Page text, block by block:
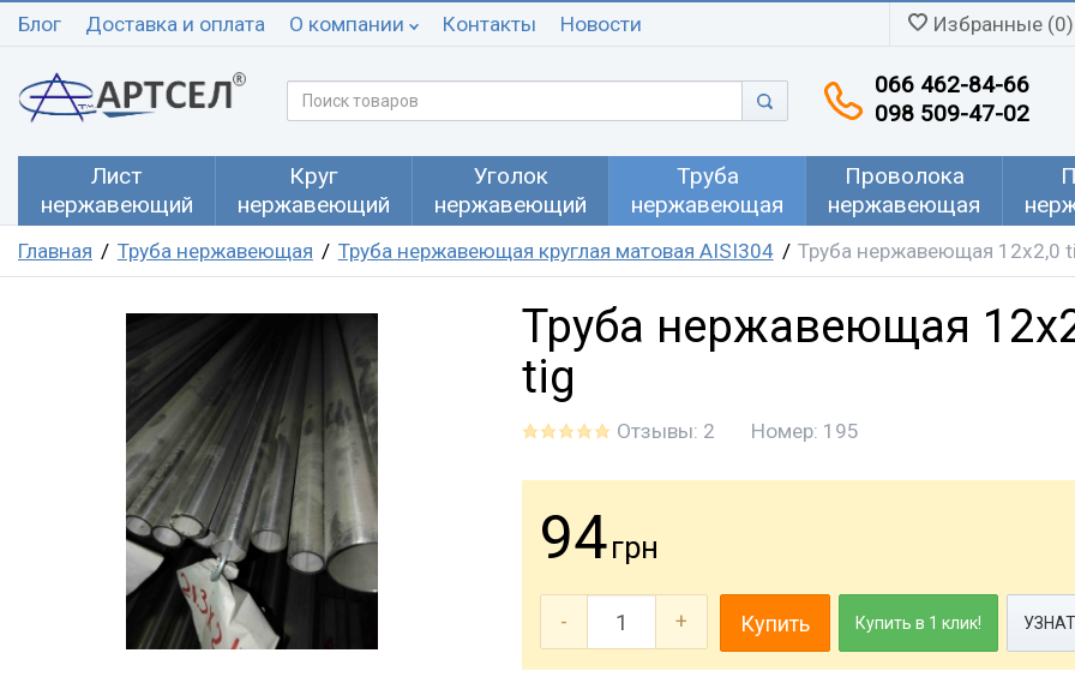
Блог Доставка и оплата О компании Контакты Новости Избранные (0)
066 462-84-66
098 509-47-02
Лист
нержавеющий
Круг
нержавеющий
Уголок
нержавеющий
Труба
нержавеющая
Проволока
нержавеющая
Главная Труба нержавеющая Труба нержавеющая круглая матовая AISI304 Труба нержавеющая 12х2,0
Труба нержавеющая
tig
Отзывы: 2 Номер: 195
94грн
- + Купить Купить в 1 клик!